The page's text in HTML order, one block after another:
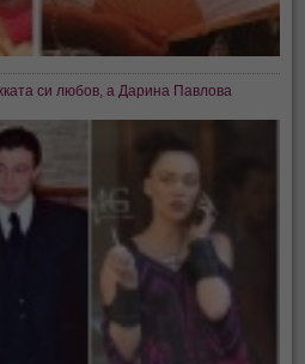
си любов, а Дарина Павлова